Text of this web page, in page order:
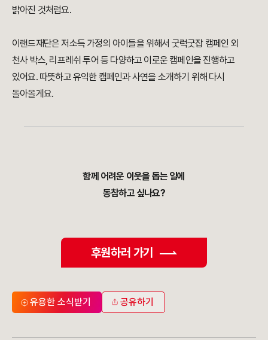
밝아진 것처럼요.
이랜드재단은 저소득 가정의 아이들을 위해서 굿럭굿잡 캠페인 외
천사 박스, 리프레쉬 투어 등 다양하고 이로운 캠페인을 진행하고
있어요. 따뜻하고 유익한 캠페인과 사연을 소개하기 위해 다시
돌아올게요.
함께 어려운 이웃을 돕는 일에
동참하고 싶나요?
후원하러 가기
유용한 소식받기 공유하기